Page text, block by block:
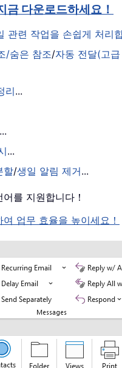
금 다운로드하세요！
련 작업을 손쉽게 처리합
/숨은 참조/자동 전달(고
리...
...
...
할/생일 알림 제거...
를 지원합니다！
업무 효율을 높이세요！